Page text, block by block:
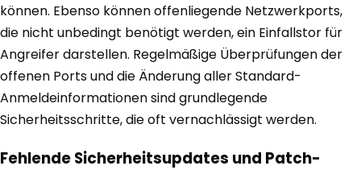
können. Ebenso können offenliegende Netzwerkports,
die nicht unbedingt benötigt werden, ein Einfallstor für
Angreifer darstellen. Regelmäßige Überprüfungen der
offenen Ports und die Änderung aller Standard-
Anmeldeinformationen sind grundlegende
Sicherheitsschritte, die oft vernachlässigt werden.
Fehlende Sicherheitsupdates und Patch-